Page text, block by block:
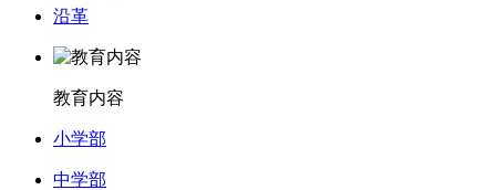
沿革
教育内容
小学部
中学部